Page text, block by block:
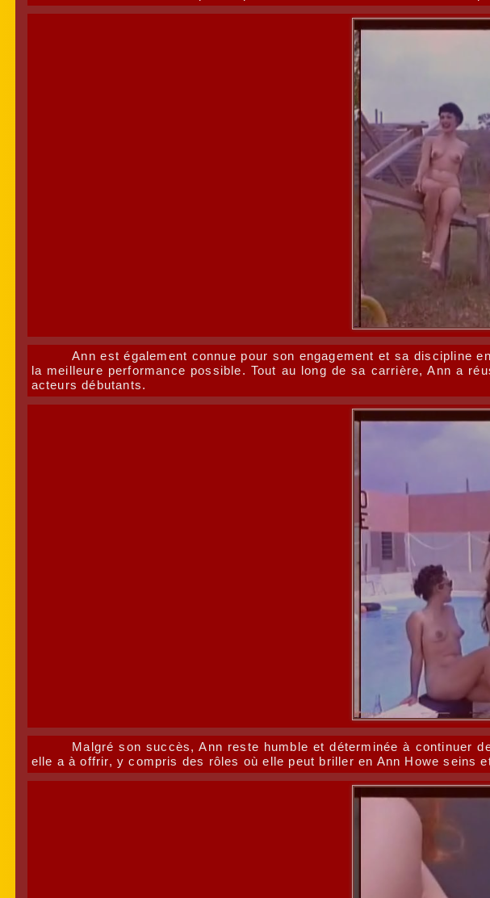
Ann est également connue pour son engagement et sa discipline
la meilleure performance possible. Tout au long de sa carrière, Ann a
acteurs débutants.
Malgré son succès, Ann reste humble et déterminée à continuer
elle a à offrir, y compris des rôles où elle peut briller en Ann Howe seins